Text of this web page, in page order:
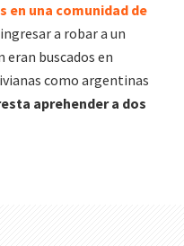
en una comunidad de
a robar a un
eran buscados en
como argentinas
aprehender a dos